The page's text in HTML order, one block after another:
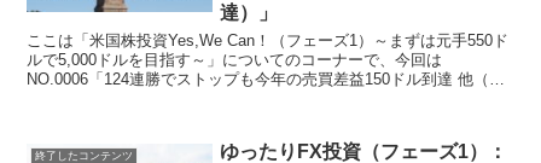
達）」
ここは「米国株投資Yes,We Can！（フェーズ1）～まずは元手550ド
ルで5,000ドルを目指す～」についてのコーナーで、今回は
NO.0006「124連勝でストップも今年の売買差益150ドル到達 他（オ
終了したコンテンツ
ゆったりFX投資（フェーズ1）：